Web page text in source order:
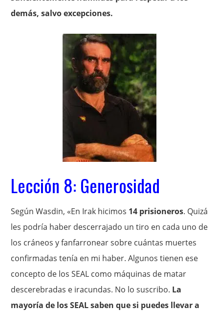
demás, salvo excepciones.
Lección 8: Generosidad
Según Wasdin, «En Irak hicimos 14 prisioneros. Quizá
les podría haber descerrajado un tiro en cada uno de
los cráneos y fanfarronear sobre cuántas muertes
confirmadas tenía en mi haber. Algunos tienen ese
concepto de los SEAL como máquinas de matar
descerebradas e iracundas. No lo suscribo. La
mayoría de los SEAL saben que si puedes llevar a